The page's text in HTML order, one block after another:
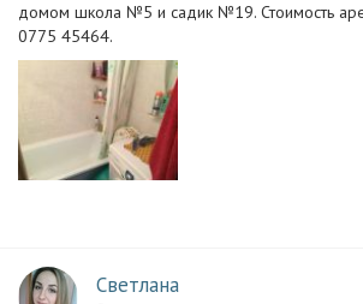
домом школа №5 и садик №19. Стоимость
0775 45464.
Светлана